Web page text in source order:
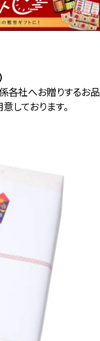
各社へお贈りするお品
しております。